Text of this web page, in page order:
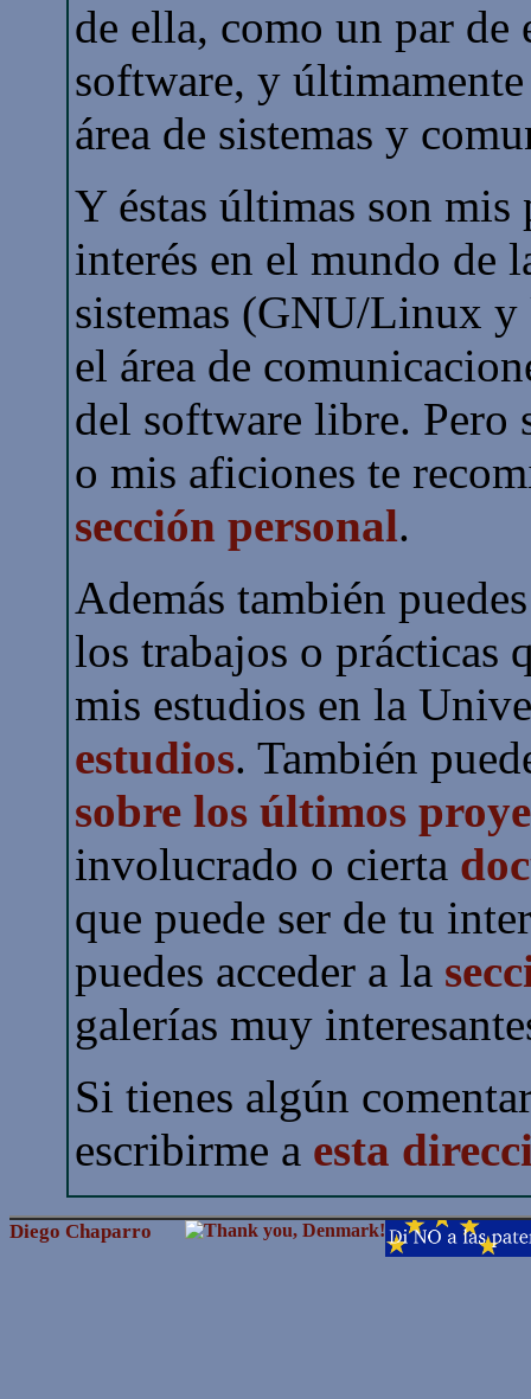
de ella, como un par de
software, y últimamente
área de sistemas y
Y éstas últimas son mis
interés en el mundo de
sistemas (GNU/Linux
el área de
del software libre. Pero
o mis aficiones te
sección personal.
Además también
los trabajos o prácticas
mis estudios en la
estudios. También
sobre los últimos
involucrado o cierta
que puede ser de tu
puedes acceder a la
galerías muy
Si tienes algún
escribirme a esta
Diego Chaparro